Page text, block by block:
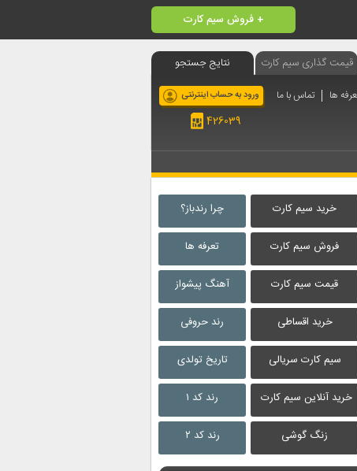
قیمت گذاری سیم کارت نتایج جستجو
ورود به حساب اینترنتی ها تماس با ما
426039
چرا رندباز؟
تعرفه ها
آهنگ پیشواز
رند حروفی
تاریخ تولدی
رند کد ۱
رند کد ۲
خرید سیم کارت
فروش سیم کارت
قیمت سیم کارت
خرید اقساطی
سیم کارت سریالی
خرید آنلاین سیم کارت
زنگ گوشی
فروش سیم کارت +